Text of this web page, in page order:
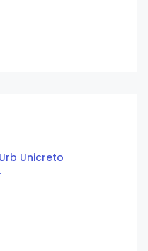
Unicreto